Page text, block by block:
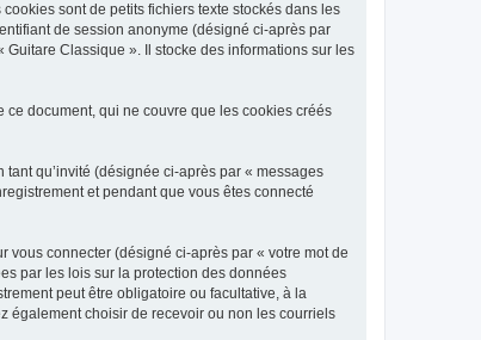
sont de petits fichiers texte stockés dans les
de session anonyme (désigné ci-après par
Classique ». Il stocke des informations sur les
document, qui ne couvre que les cookies créés
qu’invité (désignée ci-après par « messages
et pendant que vous êtes connecté
vous connecter (désigné ci-après par « votre mot de
par les lois sur la protection des données
peut être obligatoire ou facultative, à la
également choisir de recevoir ou non les courriels